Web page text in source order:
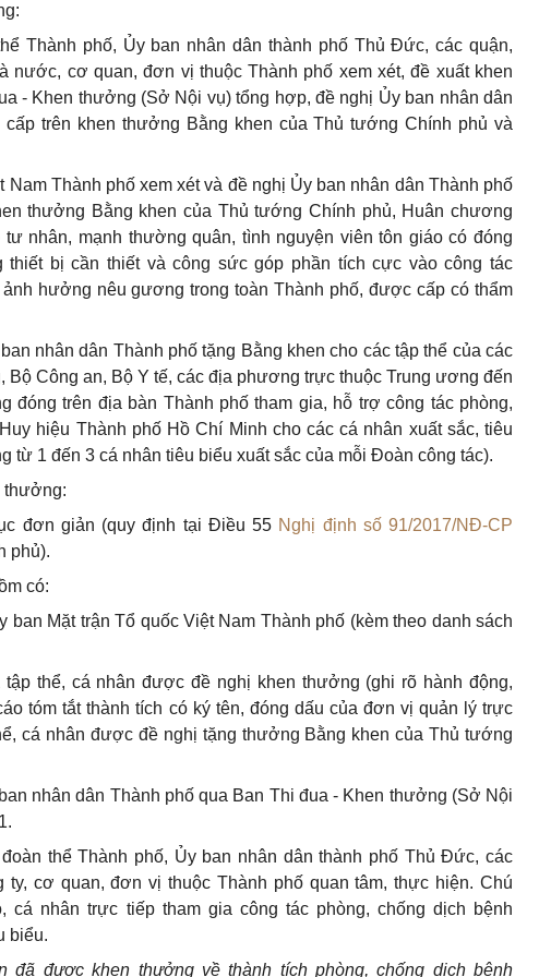
Thành phố, Ủy ban nhân dân thành phố Thủ Đức, các quận,
nước, cơ quan, đơn vị thuộc Thành phố xem xét, đề xuất khen
- Khen thưởng (Sở Nội vụ) tổng hợp, đề nghị Ủy ban nhân dân
trên khen thưởng Bằng khen của Thủ tướng Chính phủ và
Nam Thành phố xem xét và đề nghị Ủy ban nhân dân Thành phố
thưởng Bằng khen của Thủ tướng Chính phủ, Huân chương
nhân, mạnh thường quân, tình nguyện viên tôn giáo có đóng
thiết bị cần thiết và công sức góp phần tích cực vào công tác
hưởng nêu gương trong toàn Thành phố, được cấp có thẩm
nhân dân Thành phố tặng Bằng khen cho các tập thể của các
Bộ Công an, Bộ Y tế, các địa phương trực thuộc Trung ương đến
đóng trên địa bàn Thành phố tham gia, hỗ trợ công tác phòng,
hiệu Thành phố Hồ Chí Minh cho các cá nhân xuất sắc, tiêu
từ 1 đến 3 cá nhân tiêu biểu xuất sắc của mỗi Đoàn công tác).
thưởng:
đơn giản (quy định tại Điều 55 Nghị định số 91/2017/NĐ-CP
phủ).
có:
ban Mặt trận Tổ quốc Việt Nam Thành phố (kèm theo danh sách
tập thể, cá nhân được đề nghị khen thưởng (ghi rõ hành động,
tóm tắt thành tích có ký tên, đóng dấu của đơn vị quản lý trực
cá nhân được đề nghị tặng thưởng Bằng khen của Thủ tướng
nhân dân Thành phố qua Ban Thi đua - Khen thưởng (Sở Nội
thể Thành phố, Ủy ban nhân dân thành phố Thủ Đức, các
ty, cơ quan, đơn vị thuộc Thành phố quan tâm, thực hiện. Chú
cá nhân trực tiếp tham gia công tác phòng, chống dịch bệnh
biểu.
đã được khen thưởng về thành tích phòng, chống dịch bệnh